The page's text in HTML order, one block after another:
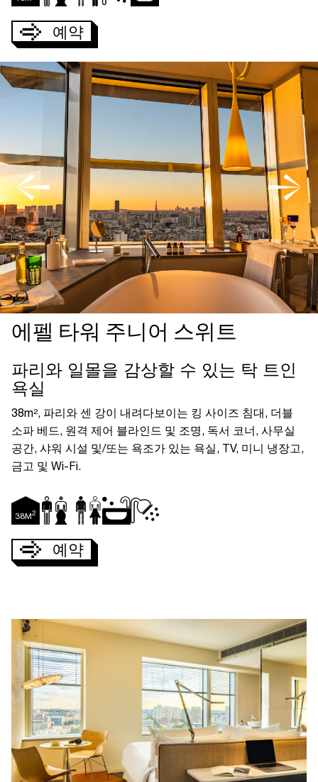
예약
에펠 타워 주니어 스위트
파리와 일몰을 감상할 수 있는 탁 트인
욕실
38m², 파리와 센 강이 내려다보이는 킹 사이즈 침대, 더블
소파 베드, 원격 제어 블라인드 및 조명, 독서 코너, 사무실
공간, 샤워 시설 및/또는 욕조가 있는 욕실, TV, 미니 냉장고,
금고 및 Wi-Fi.
38M2
예약
일 월 화 수 토
2
4 5 6 7
8
9
10 11 12 13 14
15
16
17 18 19 20 21 22
23 24 25 26 27 28 29
30 31